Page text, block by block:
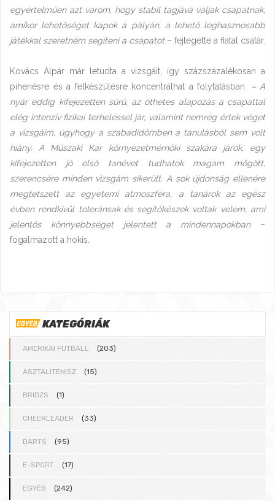
egyértelműen azt várom, hogy stabil tagjává váljak csapatnak,
amikor lehetőséget kapok a pályán, a lehető leghasznosabb
játékkal szeretném segíteni a csapatot– fejtegette a fiatal csatár.
Kovács Alpár már letudta a vizsgáit, így százszázalékosan a
pihenésre és a felkészülésre koncentrálhat a folytatásban.
– A
nyár eddig kifejezetten sűrű, az öthetes alapozás a csapattal
elég intenzív fizikai terheléssel jár, valamint nemrég értek véget
a vizsgáim, úgyhogy a szabadidőmben a tanulásból sem volt
hiány. A Műszaki Kar környezetmérnöki szakára járok, egy
kifejezetten jó első tanévet tudhatok magam mögött,
szerencsére minden vizsgám sikerült. A sok újdonság ellenére
megtetszett az egyetemi atmoszféra, a tanárok az egész
évben rendkívül toleránsak és segítőkészek voltak velem, ami
jelentős könnyebbséget jelentett a mindennapokban–
fogalmazott a hokis.
KATEGÓRIÁK
AMERIKAI FUTBALL (203)
ASZTALITENISZ (15)
BRIDZS (1)
CHEERLEADER (33)
DARTS (95)
E-SPORT (17)
EGYÉB (242)